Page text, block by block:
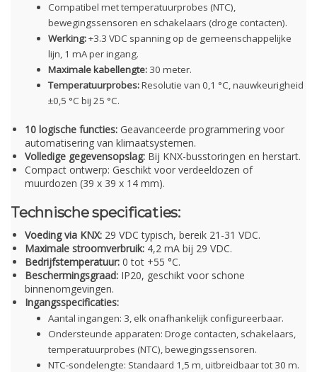
Compatibel met temperatuurprobes (NTC),
bewegingssensoren en schakelaars (droge contacten).
Werking:+3.3 VDC spanning op de gemeenschappelijke
lijn, 1 mA per ingang.
Maximale kabellengte: 30 meter.
Temperatuurprobes:Resolutie van 0,1 °C, nauwkeurigheid
±0,5 °C bij 25 °C.
10 logische functies: Geavanceerde programmering voor
automatisering van klimaatsystemen.
Volledige gegevensopslag: Bij KNX-busstoringen en herstart.
Compact ontwerp: Geschikt voor verdeeldozen of
muurdozen (39 x 39 x 14 mm).
Technische specificaties:
Voeding via KNX: 29 VDC typisch, bereik 21-31 VDC.
Maximale stroomverbruik: 4,2 mA bij 29 VDC.
Bedrijfstemperatuur: 0 tot +55 °C.
Beschermingsgraad: IP20, geschikt voor schone
binnenomgevingen.
Ingangsspecificaties:
Aantal ingangen: 3, elk onafhankelijk configureerbaar.
Ondersteunde apparaten: Droge contacten, schakelaars,
temperatuurprobes (NTC), bewegingssensoren.
NTC-sondelengte: Standaard 1,5 m, uitbreidbaar tot 30 m.